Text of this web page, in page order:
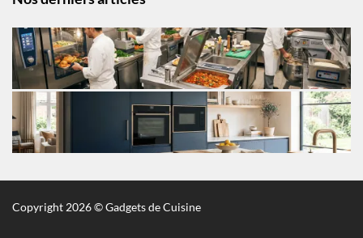
Copyright 2026 © Gadgets de Cuisine